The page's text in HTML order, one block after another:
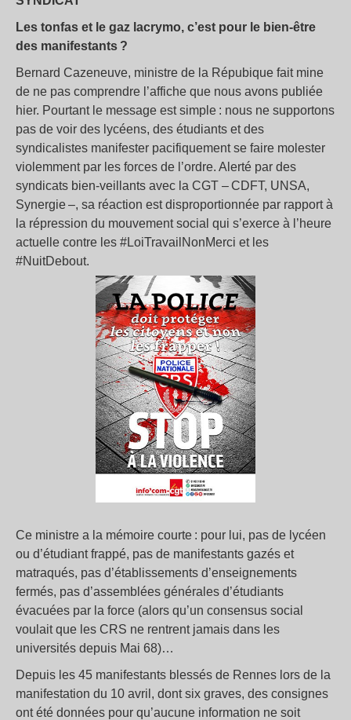
Les tonfas et le gaz lacrymo, c’est pour le bien-être
des manifestants ?
Bernard Cazeneuve, ministre de la Répubique fait mine
de ne pas comprendre l’affiche que nous avons publiée
hier. Pourtant le message est simple : nous ne supportons
pas de voir des lycéens, des étudiants et des
syndicalistes manifester pacifiquement se faire molester
violemment par les forces de l’ordre. Alerté par des
syndicats bien-veillants avec la CGT – CDFT, UNSA,
Synergie –, sa réaction est disproportionnée par rapport à
la répression du mouvement social qui s’exerce à l’heure
actuelle contre les #LoiTravailNonMerci et les
#NuitDebout.
Ce ministre a la mémoire courte : pour lui, pas de lycéen
ou d’étudiant frappé, pas de manifestants gazés et
matraqués, pas d’établissements d’enseignements
fermés, pas d’assemblées générales d’étudiants
évacuées par la force (alors qu’un consensus social
voulait que les CRS ne rentrent jamais dans les
universités depuis Mai 68)…
Depuis les 45 manifestants blessés de Rennes lors de la
manifestation du 10 avril, dont six graves, des consignes
ont été données pour qu’aucune information ne soit